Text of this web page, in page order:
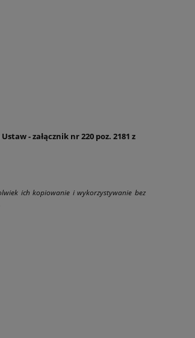
- załącznik nr 220 poz. 2181 z
ich kopiowanie i wykorzystywanie bez